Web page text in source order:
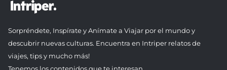
Sorpréndete, Inspírate y Anímate a Viajar por el mundo y
descubrir nuevas culturas. Encuentra en Intriper relatos de
viajes, tips y mucho más!
Tenemos los contenidos que te interesan.